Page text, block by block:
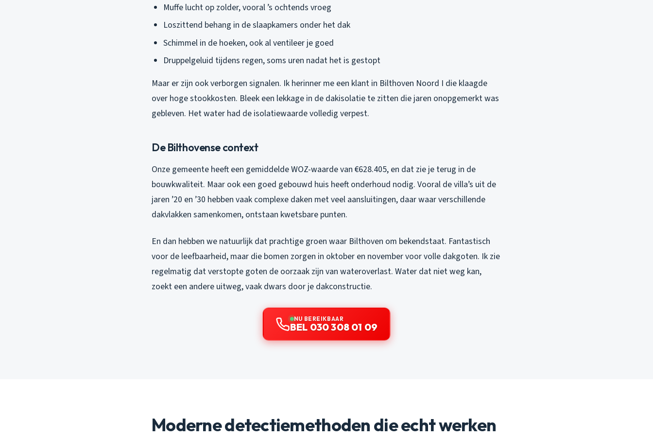
Muffe lucht op zolder, vooral ’s ochtends vroeg
Loszittend behang in de slaapkamers onder het dak
Schimmel in de hoeken, ook al ventileer je goed
Druppelgeluid tijdens regen, soms uren nadat het is gestopt
Maar er zijn ook verborgen signalen. Ik herinner me een klant in Bilthoven Noord I die klaagde
over hoge stookkosten. Bleek een lekkage in de dakisolatie te zitten die jaren onopgemerkt was
gebleven. Het water had de isolatiewaarde volledig verpest.
De Bilthovense context
Onze gemeente heeft een gemiddelde WOZ-waarde van €628.405, en dat zie je terug in de
bouwkwaliteit. Maar ook een goed gebouwd huis heeft onderhoud nodig. Vooral de villa’s uit de
jaren ’20 en ’30 hebben vaak complexe daken met veel aansluitingen, daar waar verschillende
dakvlakken samenkomen, ontstaan kwetsbare punten.
En dan hebben we natuurlijk dat prachtige groen waar Bilthoven om bekendstaat. Fantastisch
voor de leefbaarheid, maar die bomen zorgen in oktober en november voor volle dakgoten. Ik zie
regelmatig dat verstopte goten de oorzaak zijn van wateroverlast. Water dat niet weg kan,
zoekt een andere uitweg, vaak dwars door je dakconstructie.
NU BEREIKBAAR
BEL 030 308 01 09
Moderne detectiemethoden die echt werken